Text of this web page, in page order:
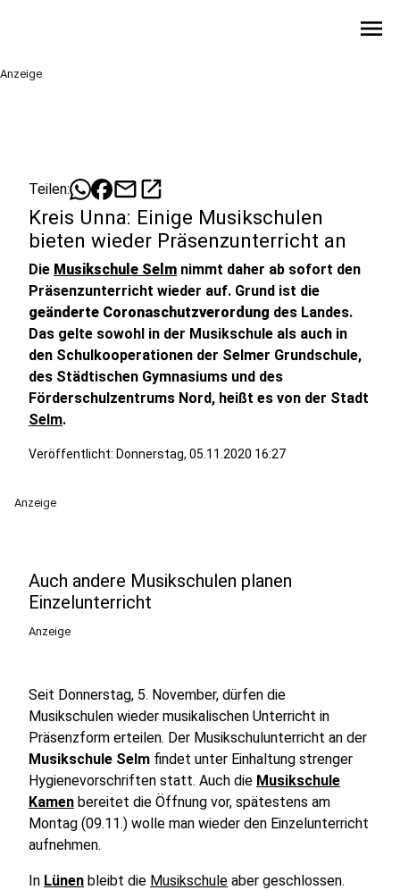
menu
Anzeige
Teilen: mailopen_in_new
Kreis Unna: Einige Musikschulen
bieten wieder Präsenzunterricht an
Die Musikschule Selm nimmt daher ab sofort den
Präsenzunterricht wieder auf. Grund ist die
geänderte Coronaschutzverordung des Landes.
Das gelte sowohl in der Musikschule als auch in
den Schulkooperationen der Selmer Grundschule,
des Städtischen Gymnasiums und des
Förderschulzentrums Nord, heißt es von der Stadt
Selm.
Veröffentlicht: Donnerstag, 05.11.2020 16:27
Anzeige
Auch andere Musikschulen planen
Einzelunterricht
Anzeige
Seit Donnerstag, 5. November, dürfen die
Musikschulen wieder musikalischen Unterricht in
Präsenzform erteilen. Der Musikschulunterricht an der
Musikschule Selm findet unter Einhaltung strenger
Hygienevorschriften statt. Auch die Musikschule
Kamen bereitet die Öffnung vor, spätestens am
Montag (09.11.) wolle man wieder den Einzelunterricht
aufnehmen.
In Lünen bleibt die Musikschule aber geschlossen.